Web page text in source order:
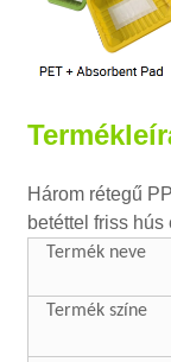
Három rétegű
betéttel friss
Termék neve
Termék színe